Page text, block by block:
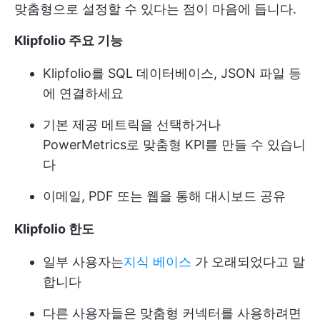
맞춤형으로 설정할 수 있다는 점이 마음에 듭니다.
Klipfolio 주요 기능
Klipfolio를 SQL 데이터베이스, JSON 파일 등
에 연결하세요
기본 제공 메트릭을 선택하거나
PowerMetrics로 맞춤형 KPI를 만들 수 있습니
다
이메일, PDF 또는 웹을 통해 대시보드 공유
Klipfolio 한도
일부 사용자는지식 베이스 가 오래되었다고 말
합니다
다른 사용자들은 맞춤형 커넥터를 사용하려면